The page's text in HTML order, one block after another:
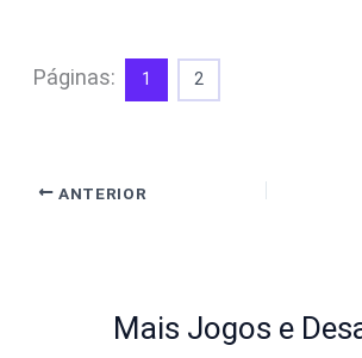
Páginas: 1 2
ANTERIOR
Mais Jogos e